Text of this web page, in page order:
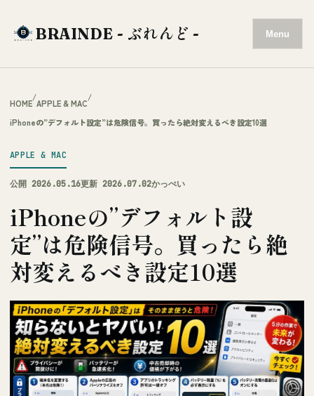
BRAINDE - ぶれんど - Menu
HOME
/
APPLE & MAC
/
iPhoneの”デフォルト設定”は危険信号。買ったら絶対変えるべき設定10選
APPLE & MAC
公開 2026.05.16更新 2026.07.02かっぺい
iPhoneの”デフォルト設
定”は危険信号。買ったら絶
対変えるべき設定10選